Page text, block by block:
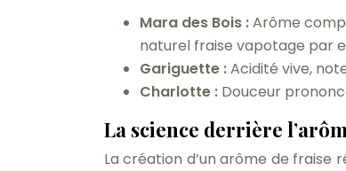
Mara des Bois :Arôme
naturel fraise vapotage par
Gariguette :Acidité vive,
Charlotte : Douceur
La science derrière
La création d’un arôme de fraise